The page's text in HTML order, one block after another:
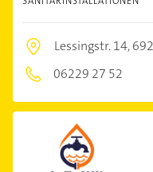
Lessingstr. 14,
06229 27 52